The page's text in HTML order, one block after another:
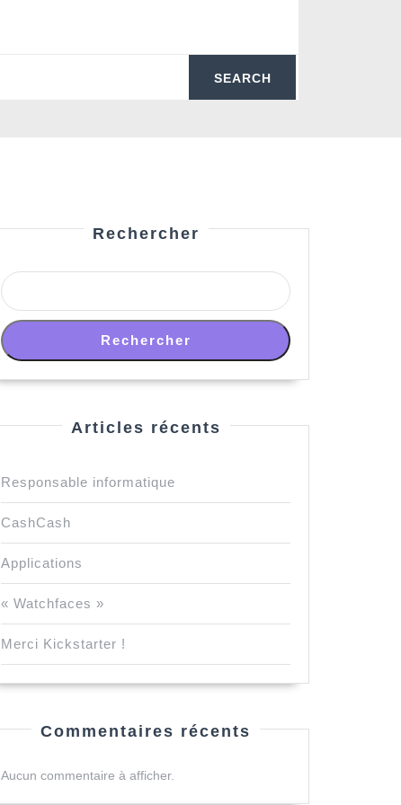
Rechercher
Rechercher
Articles récents
Responsable informatique
CashCash
Applications
« Watchfaces »
Merci Kickstarter !
Commentaires récents
Aucun commentaire à afficher.